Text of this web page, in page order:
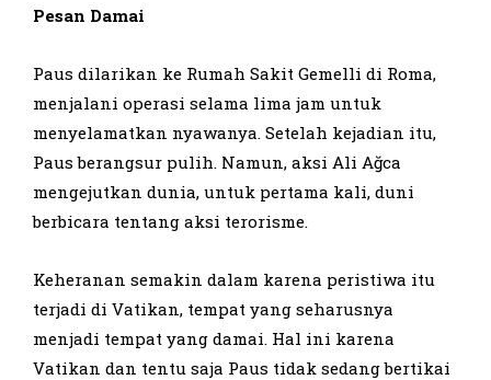
Pesan Damai
Paus dilarikan ke Rumah Sakit Gemelli di Roma,
menjalani operasi selama lima jam untuk
menyelamatkan nyawanya. Setelah kejadian itu,
Paus berangsur pulih. Namun, aksi Ali Ağca
mengejutkan dunia, untuk pertama kali, duni
berbicara tentang aksi terorisme.
Keheranan semakin dalam karena peristiwa itu
terjadi di Vatikan, tempat yang seharusnya
menjadi tempat yang damai. Hal ini karena
Vatikan dan tentu saja Paus tidak sedang bertikai